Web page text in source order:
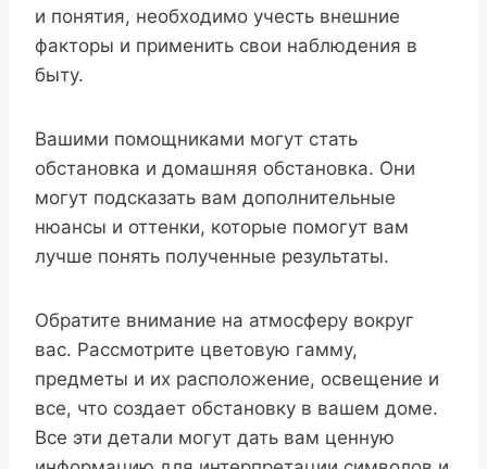
и понятия, необходимо учесть внешние
факторы и применить свои наблюдения в
быту.
Вашими помощниками могут стать
обстановка и домашняя обстановка. Они
могут подсказать вам дополнительные
нюансы и оттенки, которые помогут вам
лучше понять полученные результаты.
Обратите внимание на атмосферу вокруг
вас. Рассмотрите цветовую гамму,
предметы и их расположение, освещение и
все, что создает обстановку в вашем доме.
Все эти детали могут дать вам ценную